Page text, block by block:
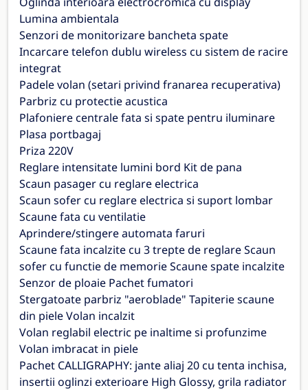
Lumina ambientala
Senzori de monitorizare bancheta spate
Incarcare telefon dublu wireless cu sistem de racire
integrat
Padele volan (setari privind franarea recuperativa)
Parbriz cu protectie acustica
Plafoniere centrale fata si spate pentru iluminare
Plasa portbagaj
Priza 220V
Reglare intensitate lumini bord Kit de pana
Scaun pasager cu reglare electrica
Scaun sofer cu reglare electrica si suport lombar
Scaune fata cu ventilatie
Aprindere/stingere automata faruri
Scaune fata incalzite cu 3 trepte de reglare Scaun
sofer cu functie de memorie Scaune spate incalzite
Senzor de ploaie Pachet fumatori
Stergatoate parbriz "aeroblade" Tapiterie scaune
din piele Volan incalzit
Volan reglabil electric pe inaltime si profunzime
Volan imbracat in piele
Pachet CALLIGRAPHY: jante aliaj 20 cu tenta inchisa,
insertii oglinzi exterioare High Glossy, grila radiator